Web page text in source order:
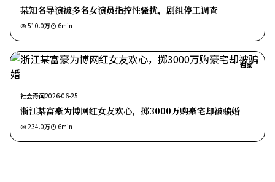
某知名导演被多名女演员指控性骚扰，剧组停工调查
510.0万 6min
独家
社会奇闻2026-06-25
浙江某富豪为博网红女友欢心，掷3000万购豪宅却被骗婚
234.0万 6min